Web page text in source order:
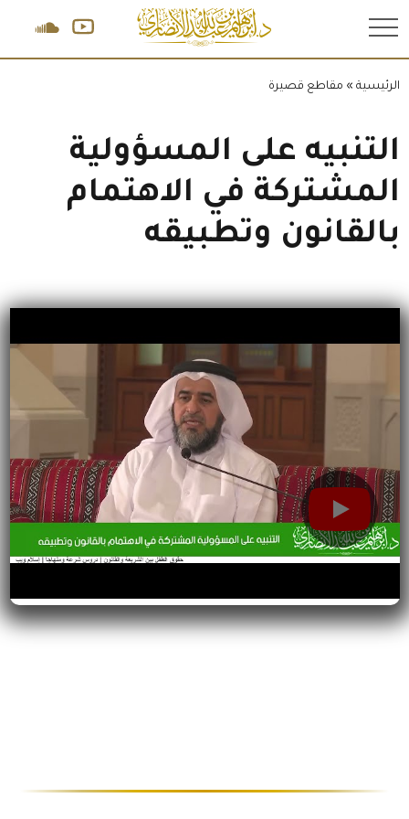
الرئيسية » مقاطع قصيرة
التنبيه على المسؤولية
المشتركة في الاهتمام
بالقانون وتطبيقه